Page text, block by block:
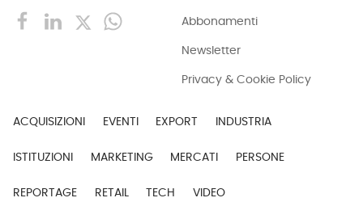
Abbonamenti
Newsletter
Privacy & Cookie Policy
ACQUISIZIONI EVENTI EXPORT INDUSTRIA
ISTITUZIONI MARKETING MERCATI PERSONE
REPORTAGE RETAIL TECH VIDEO